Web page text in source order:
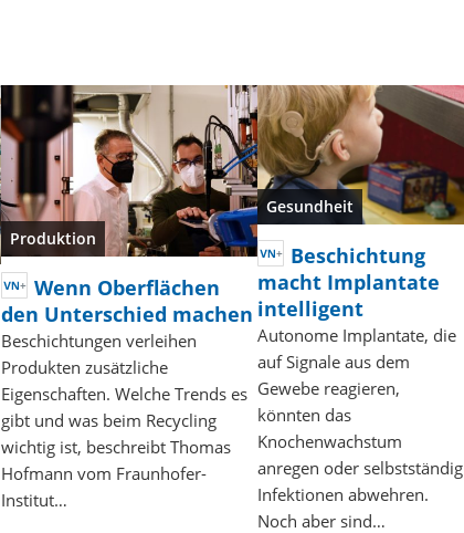
Produktion
Wenn Oberflächen
den Unterschied machen
Beschichtungen verleihen
Produkten zusätzliche
Eigenschaften. Welche Trends es
gibt und was beim Recycling
wichtig ist, beschreibt Thomas
Hofmann vom Fraunhofer-
Institut…
Gesundheit
Beschichtung
macht Implantate
intelligent
Autonome Implantate, die
auf Signale aus dem
Gewebe reagieren,
könnten das
Knochenwachstum
anregen oder selbstständig
Infektionen abwehren.
Noch aber sind…